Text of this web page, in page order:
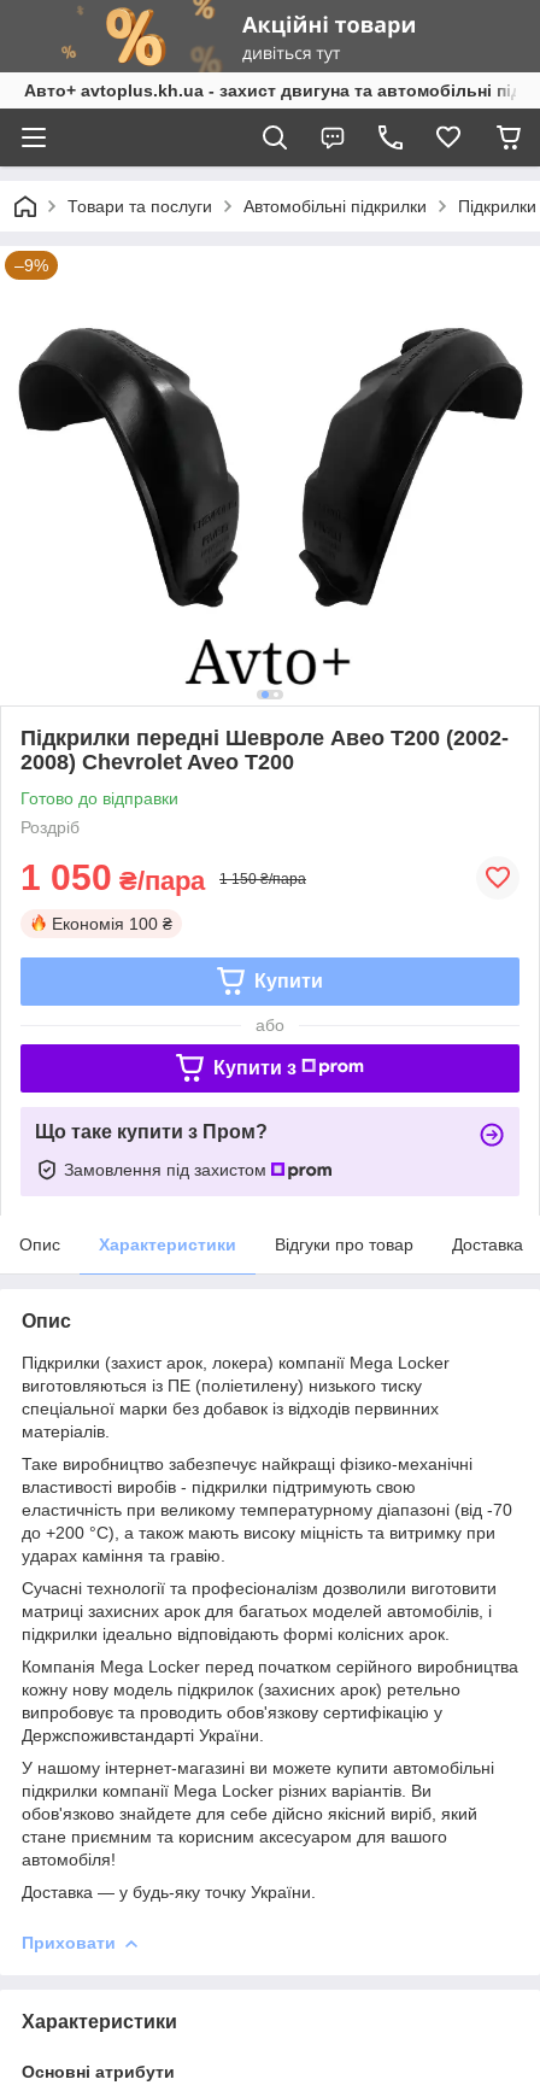
Авто+ avtoplus.kh.ua - захист двигуна та автомобільні
Товари та послуги Автомобільні підкрилки
–9%
Підкрилки передні Шевроле Авео Т200 (2002-
2008) Chevrolet Aveo T200
Готово до відправки
Роздріб
1 050 ₴/пара 1 150 ₴/пара
Економія 100 ₴
Купити
або
Купити з
Що таке купити з Пром?
Замовлення під захистом
Опис Характеристики Відгуки про товар Доставка
Опис
Підкрилки (захист арок, локера) компанії Mega Locker
виготовляються із ПЕ (поліетилену) низького тиску
спеціальної марки без добавок із відходів первинних
матеріалів.
Таке виробництво забезпечує найкращі фізико-механічні
властивості виробів - підкрилки підтримують свою
еластичність при великому температурному діапазоні (від -70
до +200 °С), а також мають високу міцність та витримку при
ударах каміння та гравію.
Сучасні технології та професіоналізм дозволили виготовити
матриці захисних арок для багатьох моделей автомобілів, і
підкрилки ідеально відповідають формі колісних арок.
Компанія Mega Locker перед початком серійного виробництва
кожну нову модель підкрилок (захисних арок) ретельно
випробовує та проводить обов'язкову сертифікацію у
Держспоживстандарті України.
У нашому інтернет-магазині ви можете купити автомобільні
підкрилки компанії Mega Locker різних варіантів. Ви
обов'язково знайдете для себе дійсно якісний виріб, який
стане приємним та корисним аксесуаром для вашого
автомобіля!
Доставка ― у будь-яку точку України.
Приховати
Характеристики
Основні атрибути